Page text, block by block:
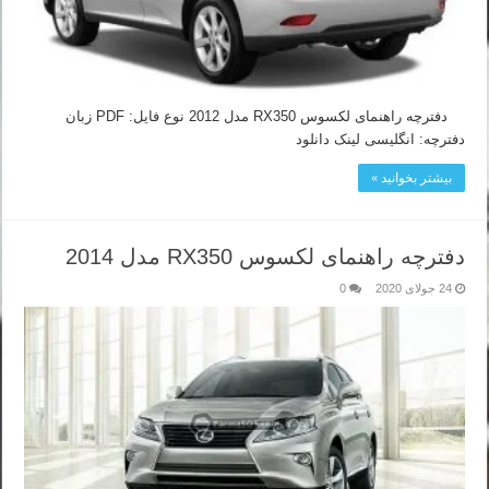
دفترچه راهنمای لکسوس RX350 مدل 2012 نوع فایل: PDF زبان
دفترچه: انگلیسی لینک دانلود
بیشتر بخوانید »
دفترچه راهنمای لکسوس RX350 مدل 2014
24 جولای 2020 0